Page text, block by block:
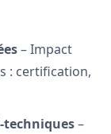
– Impact
: certification,
–